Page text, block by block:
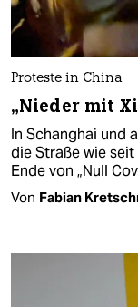
Proteste in China
„Nieder mit
In Schanghai und
die Straße wie
Ende von „Null
Von Fabian